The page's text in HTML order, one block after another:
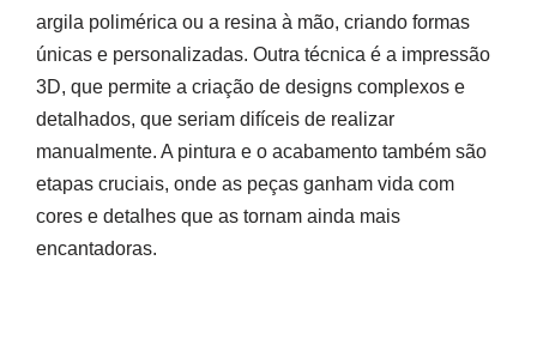
argila polimérica ou a resina à mão, criando formas
únicas e personalizadas. Outra técnica é a impressão
3D, que permite a criação de designs complexos e
detalhados, que seriam difíceis de realizar
manualmente. A pintura e o acabamento também são
etapas cruciais, onde as peças ganham vida com
cores e detalhes que as tornam ainda mais
encantadoras.